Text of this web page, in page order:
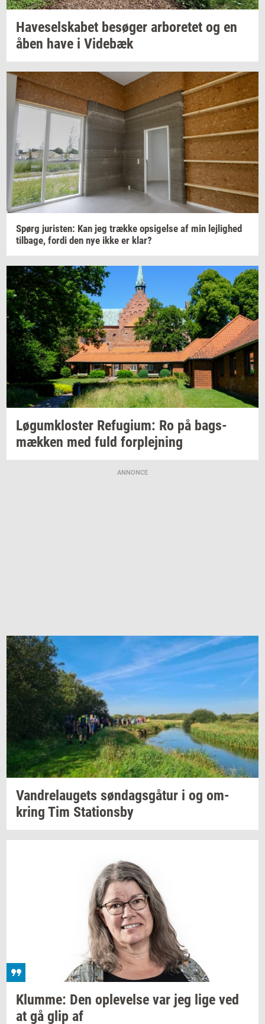
Ha­ve­sel­ska­bet be­sø­ger ar­bo­re­tet og en
åben have i Vi­de­bæk
Spørg juri­sten: Kan jeg træk­ke op­si­gel­se af min lej­lig­hed
til­ba­ge, fordi den nye ikke er klar?
Løgum­klo­ster Re­fu­gi­um: Ro på bags­
mæk­ken med fuld for­plej­ning
ANNONCE
Van­d­re­lau­gets søn­dags­gå­tur i og om­
kring Tim Sta­tions­by
Klum­me: Den op­le­vel­se var jeg lige ved
at gå glip af